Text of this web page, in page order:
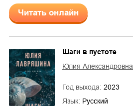
Читать онлайн
Шаги в пустоте
Юлия
Год выхода: 2023
Язык: Русский